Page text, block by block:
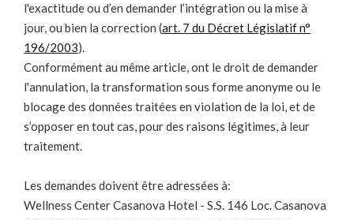
l'exactitude ou d’en demander l’intégration ou la mise à
jour, ou bien la correction (art. 7 du Décret Législatif n°
196/2003).
Conformément au même article, ont le droit de demander
l'annulation, la transformation sous forme anonyme ou le
blocage des données traitées en violation de la loi, et de
s’opposer en tout cas, pour des raisons légitimes, à leur
traitement.
Les demandes doivent être adressées à:
Wellness Center Casanova Hotel - S.S. 146 Loc. Casanova